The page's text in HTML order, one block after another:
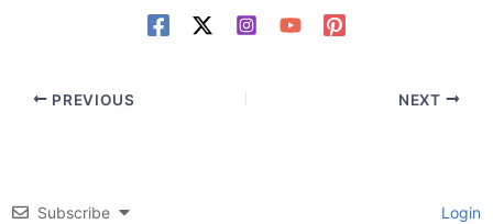
PREVIOUS NEXT
Subscribe Login